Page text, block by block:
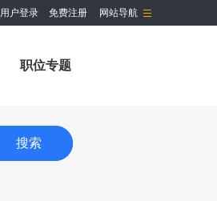
网站导航
用户登录 免费注册
职位专题